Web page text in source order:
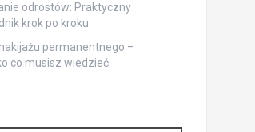
odrostów: Praktyczny
krok po kroku
permanentnego –
co musisz wiedzieć